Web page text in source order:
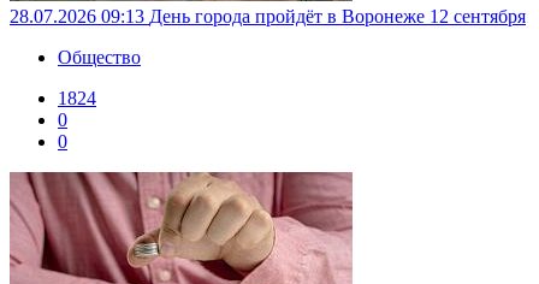
28.07.2026 09:13 День города пройдёт в Воронеже 12 сентября
Общество
1824
0
0